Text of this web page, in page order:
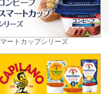
ートカップシリーズ